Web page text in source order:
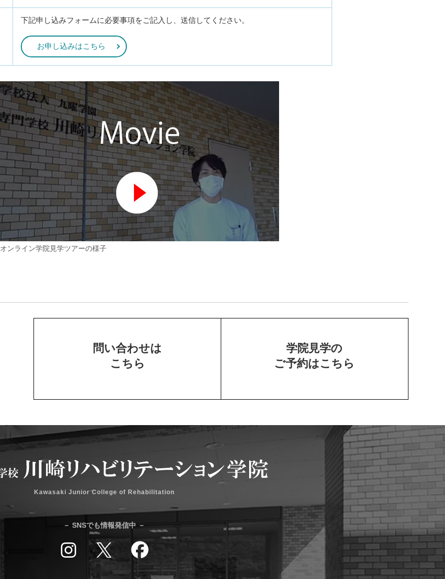
下記申し込みフォームに必要事項をご記入し、送信してください。
お申し込みはこちら
オンライン学院見学ツアーの様子
問い合わせは
こちら
学院見学の
ご予約はこちら
Kawasaki Junior College of Rehabilitation
－ SNSでも情報発信中 －